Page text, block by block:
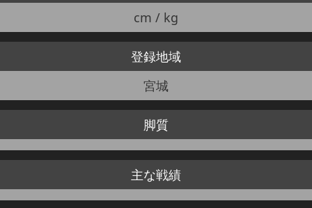
cm / kg
登録地域
宮城
脚質
主な戦績